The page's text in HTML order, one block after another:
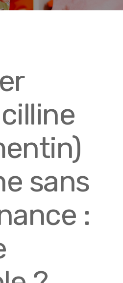
sans
: